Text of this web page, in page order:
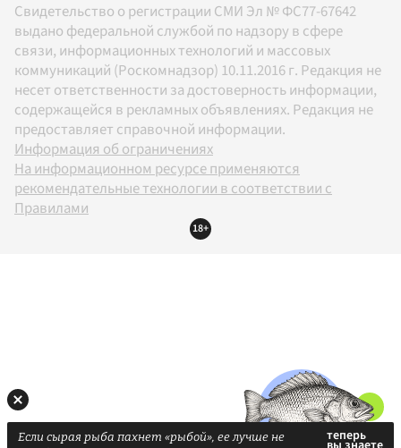
Свидетельство о регистрации СМИ Эл № ФС77-67642
выдано федеральной службой по надзору в сфере
связи, информационных технологий и массовых
коммуникаций (Роскомнадзор) 10.11.2016 г. Редакция не
несет ответственности за достоверность информации,
содержащейся в рекламных объявлениях. Редакция не
предоставляет справочной информации.
Информация об ограничениях
На информационном ресурсе применяются
рекомендательные технологии в соответствии с
Правилами
18+
Если сырая рыба пахнет «рыбой», ее лучше не